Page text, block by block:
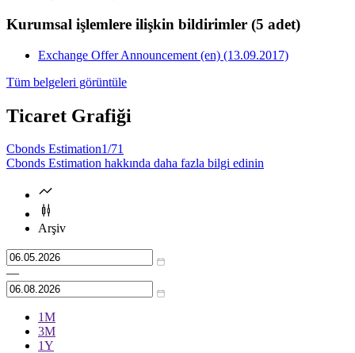
Kurumsal işlemlere ilişkin bildirimler (5 adet)
Exchange Offer Announcement (en) (13.09.2017)
Tüm belgeleri görüntüle
Ticaret Grafiği
Cbonds Estimation1/71
Cbonds Estimation hakkında daha fazla bilgi edinin
Arşiv
—
1М
3М
1Y